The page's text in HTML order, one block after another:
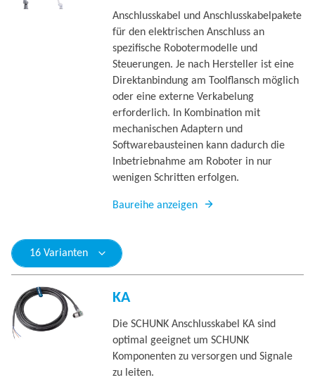
Anschlusskabel und Anschlusskabelpakete
für den elektrischen Anschluss an
spezifische Robotermodelle und
Steuerungen. Je nach Hersteller ist eine
Direktanbindung am Toolflansch möglich
oder eine externe Verkabelung
erforderlich. In Kombination mit
mechanischen Adaptern und
Softwarebausteinen kann dadurch die
Inbetriebnahme am Roboter in nur
wenigen Schritten erfolgen.
Baureihe anzeigen
16 Varianten
KA
Die SCHUNK Anschlusskabel KA sind
optimal geeignet um SCHUNK
Komponenten zu versorgen und Signale
zu leiten.